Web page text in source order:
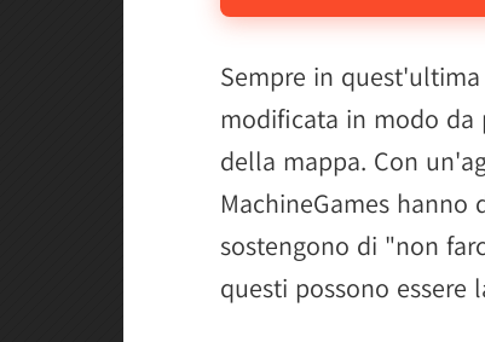
Sempre in
modificata in modo da
della mappa. Con
MachineGames hanno
sostengono di "non
questi possono